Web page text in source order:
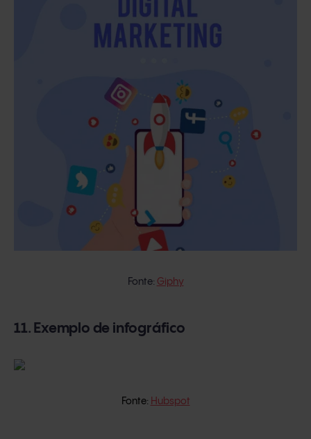
Fonte: Giphy
11. Exemplo de infográfico
Fonte: Hubspot